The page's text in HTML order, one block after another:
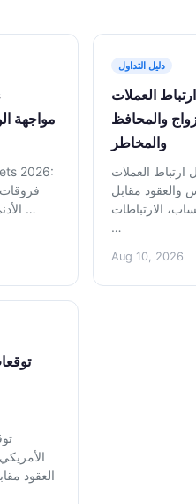
الأدنى للإيداع، المنصات، الرافعة …
دليل التداول
العملات
الأزواج والمحافظ
والمخاطر
2026 حول ارتباط العملات
والعقود مقابل
الارتباطات
…
Aug 10, 2026
العقود